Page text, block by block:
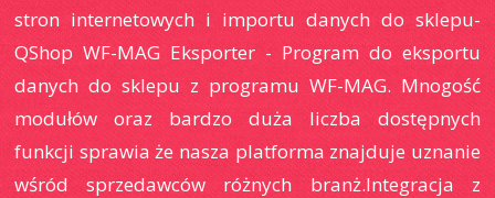
stron internetowych i importu danych do sklepu-
QShop WF-MAG Eksporter - Program do eksportu
danych do sklepu z programu WF-MAG. Mnogość
modułów oraz bardzo duża liczba dostępnych
funkcji sprawia że nasza platforma znajduje uznanie
wśród sprzedawców różnych branż.Integracja z